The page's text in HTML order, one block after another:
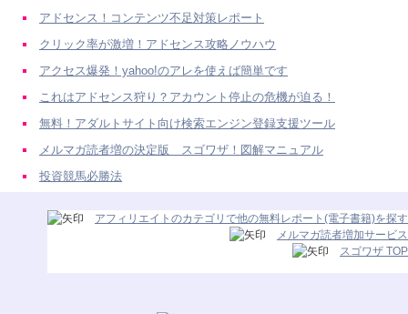
アドセンス！コンテンツ不足対策レポート
クリック率が激増！アドセンス攻略ノウハウ
アクセス爆発！yahoo!のアレを使えば簡単です
これはアドセンス狩り？アカウント停止の危機が迫る！
無料！アダルトサイト向け検索エンジン登録支援ツール
メルマガ読者増の決定版 スゴワザ！図解マニュアル
投資競馬必勝法
アフィリエイトのカテゴリで他の無料レポート(電子書籍)を探す
メルマガ読者増加サービス
スゴワザ TOP